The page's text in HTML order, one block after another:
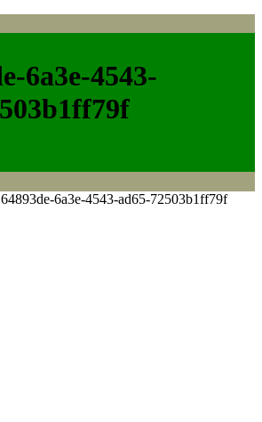
6a3e-4543-
6a3e-4543-ad65-72503b1ff79f